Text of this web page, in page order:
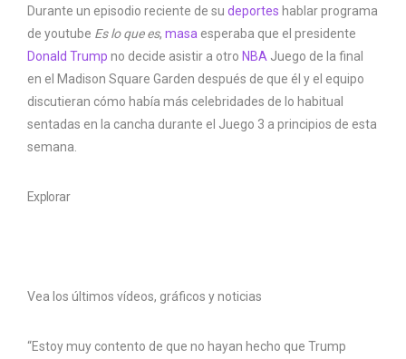
Durante un episodio reciente de su deportes hablar programa
de youtube Es lo que es, masa esperaba que el presidente
Donald Trump no decide asistir a otro NBA Juego de la final
en el Madison Square Garden después de que él y el equipo
discutieran cómo había más celebridades de lo habitual
sentadas en la cancha durante el Juego 3 a principios de esta
semana.
Explorar
Vea los últimos vídeos, gráficos y noticias
“Estoy muy contento de que no hayan hecho que Trump